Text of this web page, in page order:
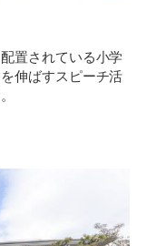
置されている小学
伸ばすスピーチ活